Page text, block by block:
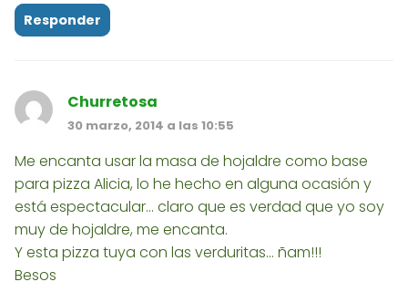
Responder
Churretosa
30 marzo, 2014 a las 10:55
Me encanta usar la masa de hojaldre como base
para pizza Alicia, lo he hecho en alguna ocasión y
está espectacular... claro que es verdad que yo soy
muy de hojaldre, me encanta.
Y esta pizza tuya con las verduritas... ñam!!!
Besos